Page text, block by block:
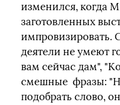
изменился, когда
заготовленных
импровизировать.
деятели не умеют
вам сейчас дам",
смешные фразы:
подобрать слово,